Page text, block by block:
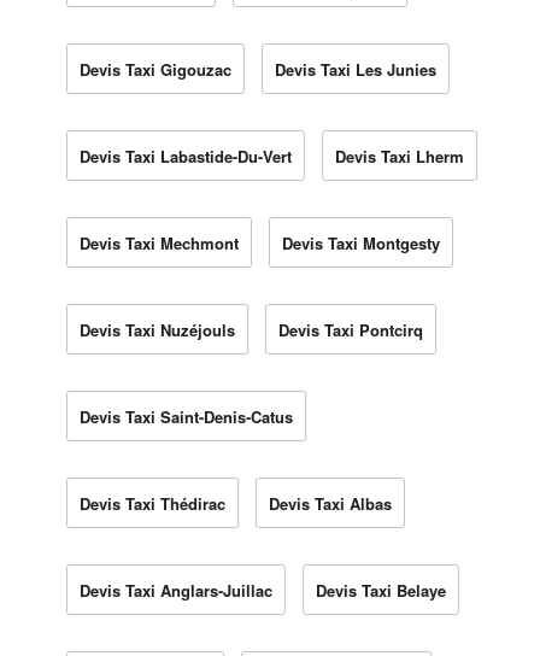
Devis Taxi Gigouzac Devis Taxi Les Junies
Devis Taxi Labastide-Du-Vert Devis Taxi Lherm
Devis Taxi Mechmont Devis Taxi Montgesty
Devis Taxi Nuzéjouls Devis Taxi Pontcirq
Devis Taxi Saint-Denis-Catus
Devis Taxi Thédirac Devis Taxi Albas
Devis Taxi Anglars-Juillac Devis Taxi Belaye